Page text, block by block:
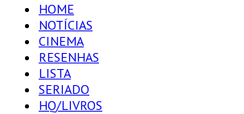
HOME
NOTÍCIAS
CINEMA
RESENHAS
LISTA
SERIADO
HQ/LIVROS